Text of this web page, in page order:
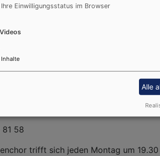
58
trifft sich jeden Montag um
Einwilligungsstatus im Browser
Alle